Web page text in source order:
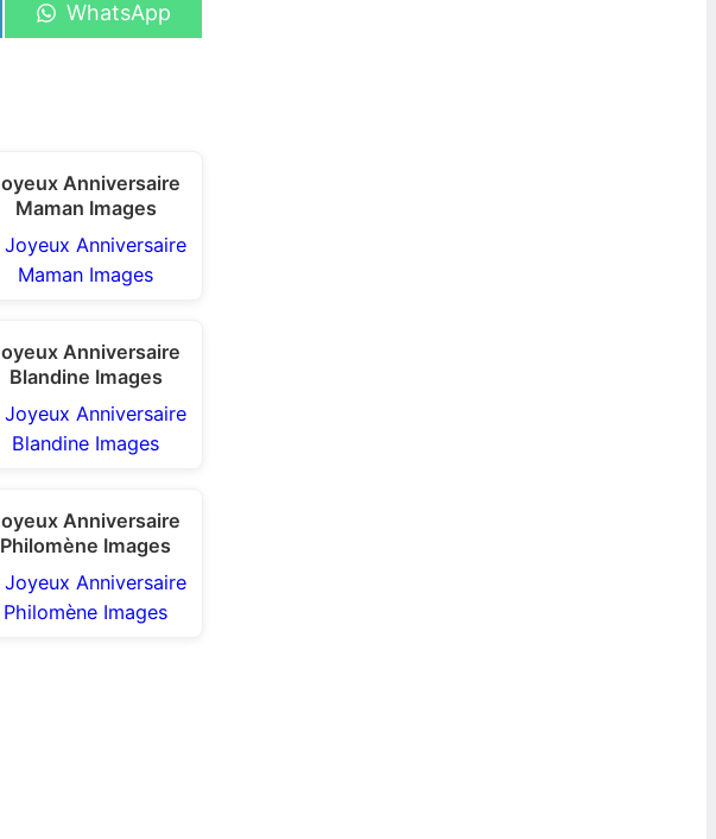
S
h
WhatsApp
Anniversaire
Maman Images
Anniversaire
Blandine Images
Anniversaire
Philomène Images